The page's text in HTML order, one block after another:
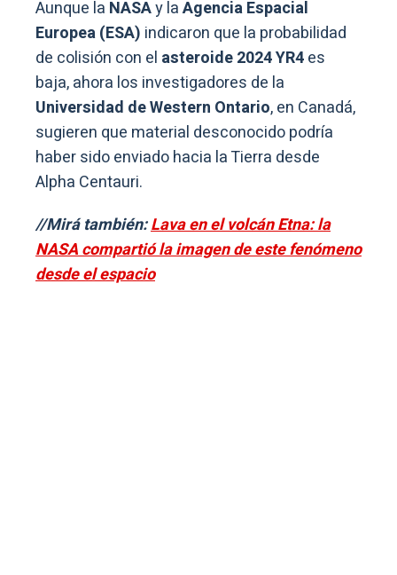
Aunque la NASAy laAgencia Espacial
Europea (ESA) indicaron que la probabilidad
de colisión con el asteroide 2024 YR4es
baja, ahora los investigadores de la
Universidad de Western Ontario, en Canadá,
sugieren que material desconocido podría
haber sido enviado hacia la Tierra desde
Alpha Centauri.
//Mirá también:Lava en el volcán Etna: la
NASA compartió la imagen de este fenómeno
desde el espacio